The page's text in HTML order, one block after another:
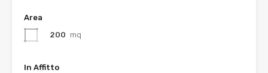
Area
200 mq
In Affitto